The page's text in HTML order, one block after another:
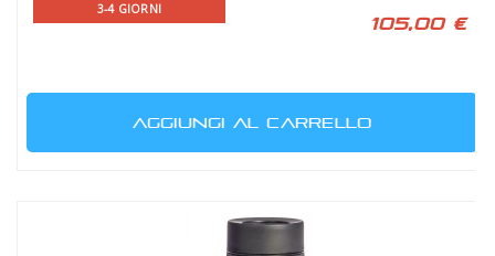
3-4 GIORNI
105,00 €
AGGIUNGI AL CARRELLO